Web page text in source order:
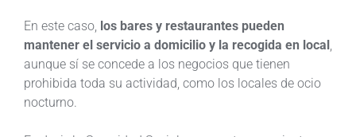
En este caso, los bares y restaurantes pueden
mantener el servicio a domicilio y la recogida en local
aunque sí se concede a los negocios que tienen
prohibida toda su actividad, como los locales de ocio
nocturno.